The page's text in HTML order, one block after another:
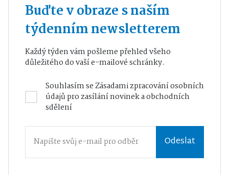
Buďte v obraze s naším
týdenním newsletterem
Každý týden vám pošleme přehled všeho
důležitého do vaší e-mailové schránky.
Souhlasím seZásadami zpracování osobních
údajůpro zasílání novinek a obchodních
sdělení
Odeslat